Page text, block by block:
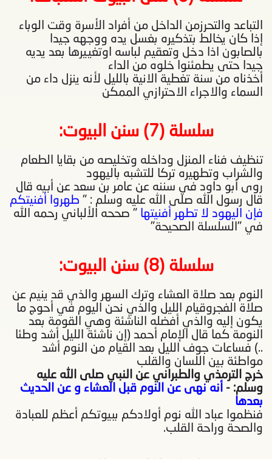
التباعد والتحرزمن الداخل من أفراد الأسرة وقت الوباء
إذا كان يخالط بتذكيره بغسل يده ووجهه جيدا
بالصابون اذا دخل وتعقيم لباسه اوتغييرها بعد يديه
جيدا حتى يطمئنوا خلوه من الداء
أخذناه من سنة تغطية الانية بالليل لأنه ينزل داء من
السماء والاجراء الاحترازي الممكن
سلسلة (7) سنن البيوت :
تنظيف فناء المنزل وداخله وتخليصه من بقايا الطعام
والشراب وتطهيره تركا للتشبه باليهود
روى أبو داود في سننه عن عامر بن سعد عن أبيه قال
قال رسول الله صلى الله عليه وسلم : " طهروا أفنيتكم
فإن اليهود لا تطهر أفنيتها " صححه الألباني رحمه الله
في "السلسلة الصحيحة"
سلسلة (8) سنن البيوت :
النوم بعد صلاة العشاء وترك السهر والذي قد ينيم عن
صلاة الفجروقيام الليل والذي نحن اليوم في أحوج ما
يكون إليه والذي أفضله الناشئة وهي القومة بعد
النومة كما قال الإمام أحمد (إن ناشئة الليل أشد وطئا
..) فساعات جوف الليل بعد القيام من النوم أشد
مواطئة بين اللسان والقلب
خرج الترمذي والطبراني عن النبي صلى الله عليه
وسلم: - أنه نهى عن النوم قبل العشاء و عن الحديث
بعدها
فنظموا عباد الله نوم أولادكم ببيوتكم أعظم للعبادة
والصحة وراحة القلب.